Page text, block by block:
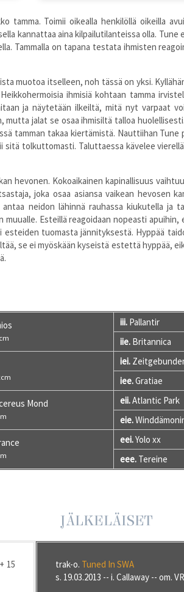
tamma. Toimii oikealla henkilöllä oikeilla
kannattaa aina kilpailutilanteissa olla.
Tammalla on tapana testata ihmisten
muotoa itselleen, noh tässä on yksi.
ihmisiä kohtaan tamma
ja näytetään ilkeiltä, mitä nyt varpaat
jalat se osaa ihmisiltä talloa
tamman takaa kiertämistä. Nauttiihan
sitä tolkuttomasti. Taluttaessa kävelee
hevonen. Kokoaikainen kapinallisuus
joka osaa asiansa vaikean hevosen
neidon lähinnä rauhassa kiukutella ja
Esteillä reagoidaan nopeasti
tuomasta jännityksestä. Hyppää
se ei myöskään kyseistä estettä hyppää,
iii.Pallantir
iie.Britannica
iei.
iee.Gratiae
Mond eii.Atlantic Park
eie.
eei.Yolo xx
eee.Tereine
15
JÄLKELÄISET
trak-o. Tuned In SWA
s. 19.03.2013 -- i. Callaway -- om.